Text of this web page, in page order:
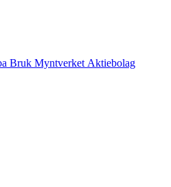
Bruk Myntverket Aktiebolag